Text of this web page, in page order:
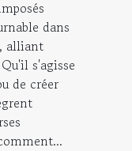
dans
alliant
s'agisse
de créer